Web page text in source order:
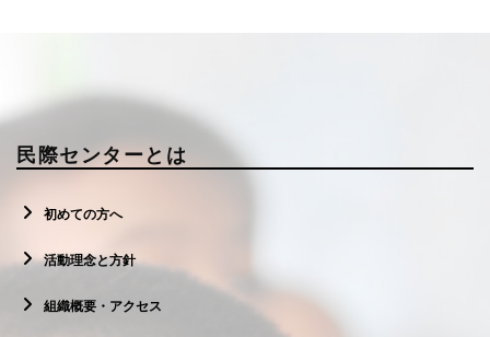
民際センターとは
初めての方へ
活動理念と方針
組織概要・アクセス